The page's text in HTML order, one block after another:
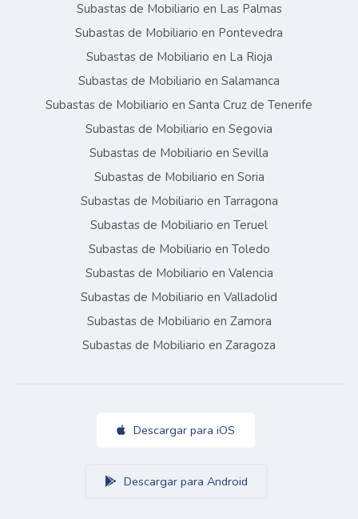
Subastas de Mobiliario en Las Palmas
Subastas de Mobiliario en Pontevedra
Subastas de Mobiliario en La Rioja
Subastas de Mobiliario en Salamanca
Subastas de Mobiliario en Santa Cruz de Tenerife
Subastas de Mobiliario en Segovia
Subastas de Mobiliario en Sevilla
Subastas de Mobiliario en Soria
Subastas de Mobiliario en Tarragona
Subastas de Mobiliario en Teruel
Subastas de Mobiliario en Toledo
Subastas de Mobiliario en Valencia
Subastas de Mobiliario en Valladolid
Subastas de Mobiliario en Zamora
Subastas de Mobiliario en Zaragoza
Descargar para iOS
Descargar para Android